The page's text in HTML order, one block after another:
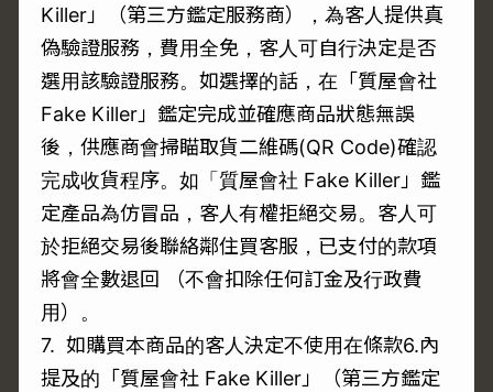
Killer」（第三方鑑定服務商），為客人提供真
偽驗證服務，費用全免，客人可自行決定是否
選用該驗證服務。如選擇的話，在「質屋會社
Fake Killer」鑑定完成並確應商品狀態無誤
後，供應商會掃瞄取貨二維碼(QR Code)確認
完成收貨程序。如「質屋會社 Fake Killer」鑑
定產品為仿冒品，客人有權拒絕交易。客人可
於拒絕交易後聯絡鄰住買客服，已支付的款項
將會全數退回 （不會扣除任何訂金及行政費
用）。
7. 如購買本商品的客人決定不使用在條款6.內
提及的「質屋會社 Fake Killer」（第三方鑑定